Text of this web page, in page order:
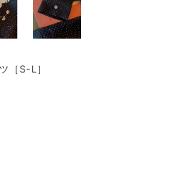
［S-L］